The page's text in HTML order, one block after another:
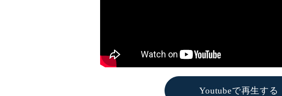
Youtubeで再生する